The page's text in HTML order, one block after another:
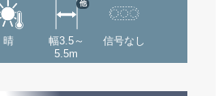
晴
幅3.5～
5.5m
他
信号なし